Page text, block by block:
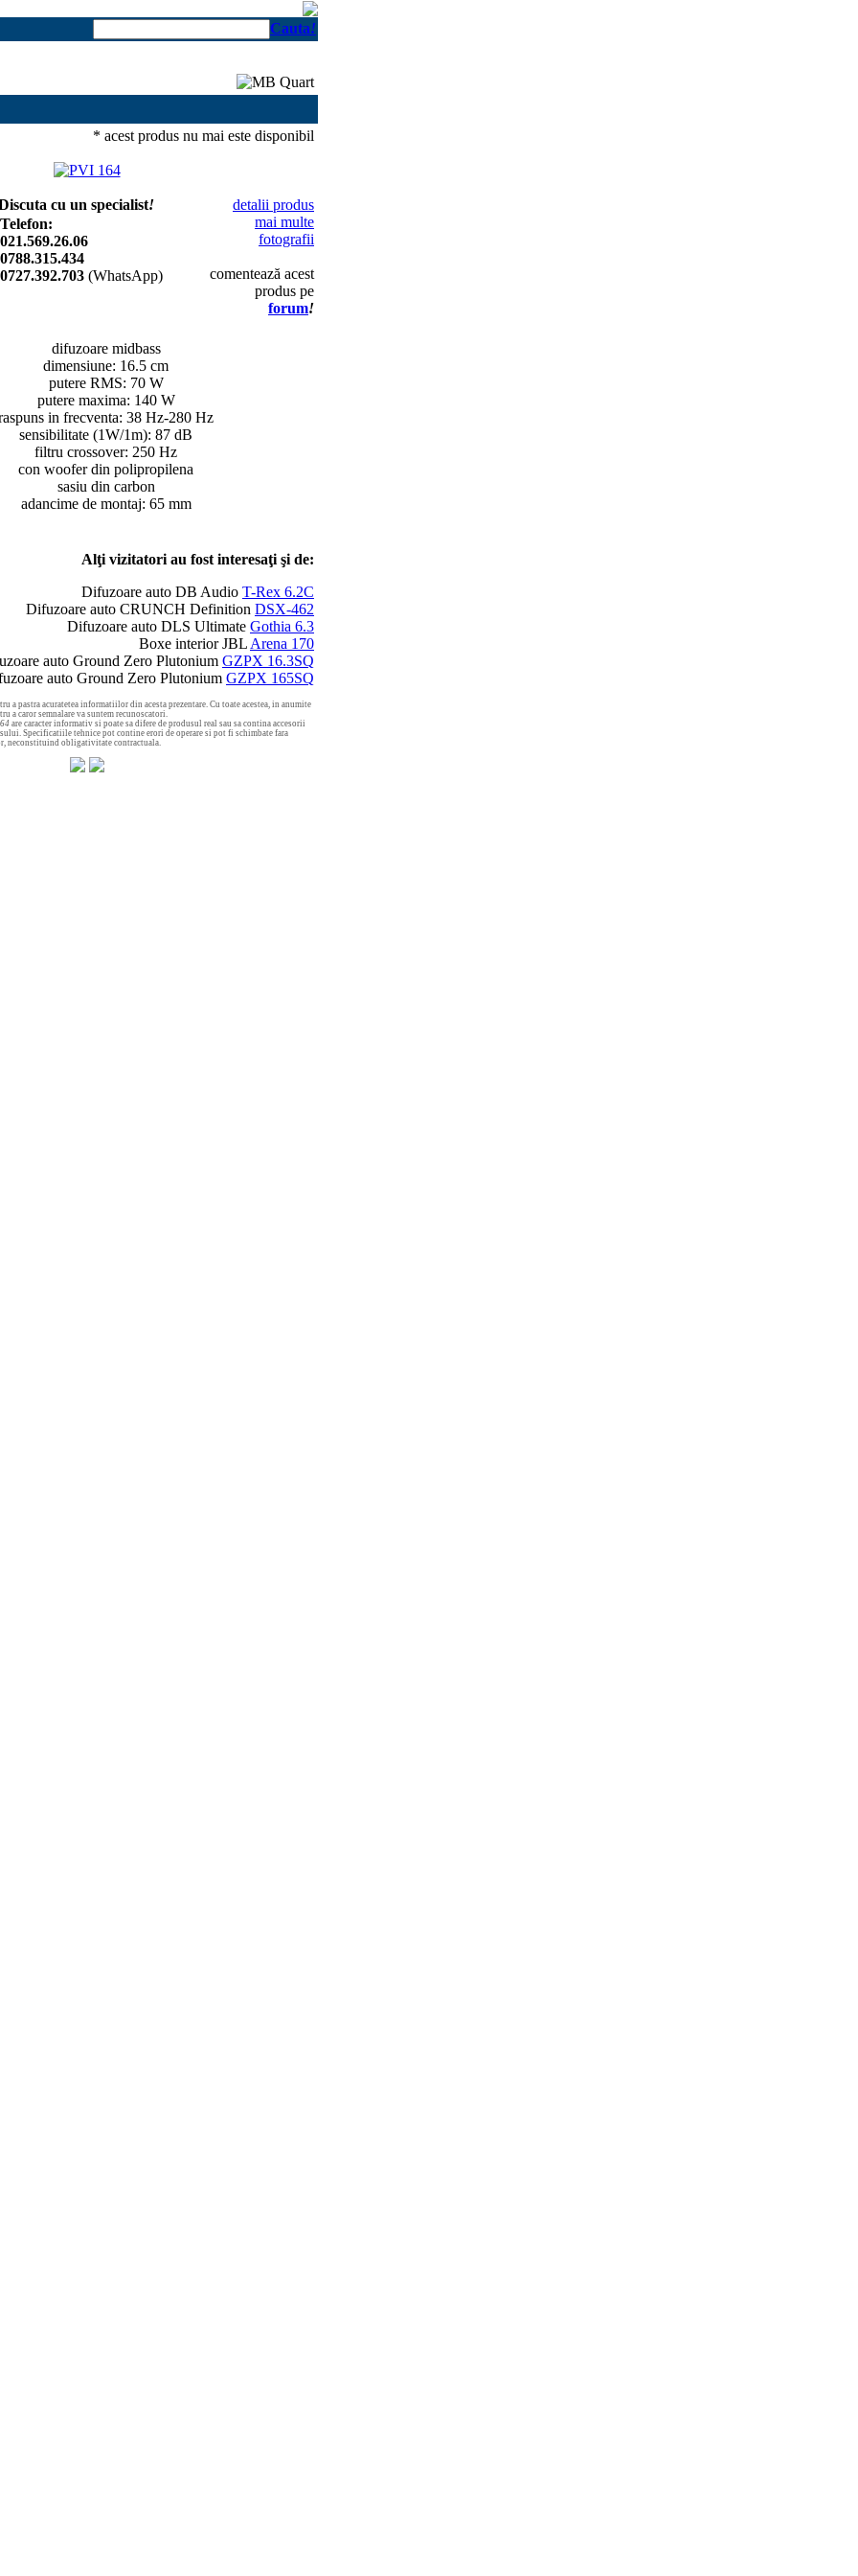
Cauta!
* acest produs nu mai este disponibil
cu un specialist!
Telefon:
021.569.26.06
0788.315.434
0727.392.703 (WhatsApp)
detalii produs
mai multe
fotografii
comentează acest
produs pe
forum!
difuzoare midbass
dimensiune: 16.5 cm
putere RMS: 70 W
putere maxima: 140 W
in frecventa: 38 Hz-280 Hz
sensibilitate (1W/1m): 87 dB
filtru crossover: 250 Hz
con woofer din polipropilena
sasiu din carbon
adancime de montaj: 65 mm
Alţi vizitatori au fost interesaţi şi de:
Difuzoare auto DB Audio T-Rex 6.2C
Difuzoare auto CRUNCH Definition DSX-462
Difuzoare auto DLS Ultimate Gothia 6.3
Boxe interior JBL Arena 170
auto Ground Zero Plutonium GZPX 16.3SQ
auto Ground Zero Plutonium GZPX 165SQ
a pastra acuratetea informatiilor din acesta prezentare. Cu toate acestea, in anumite
a caror semnalare va suntem recunoscatori.
are caracter informativ si poate sa difere de produsul real sau sa contina accesorii
Specificatiile tehnice pot contine erori de operare si pot fi schimbate fara
neconstituind obligativitate contractuala.